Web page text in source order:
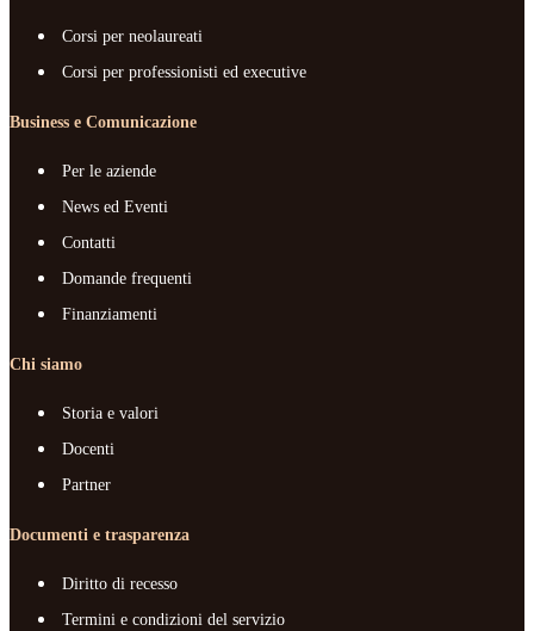
Corsi per neolaureati
Corsi per professionisti ed executive
Business e Comunicazione
Per le aziende
News ed Eventi
Contatti
Domande frequenti
Finanziamenti
Chi siamo
Storia e valori
Docenti
Partner
Documenti e trasparenza
Diritto di recesso
Termini e condizioni del servizio